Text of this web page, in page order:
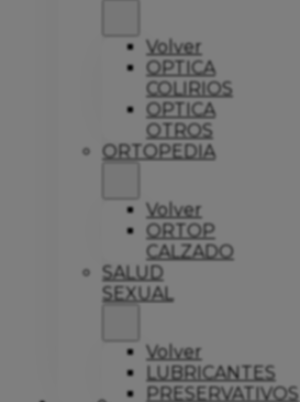
Volver
OPTICA
COLIRIOS
OPTICA
OTROS
ORTOPEDIA
Volver
ORTOP
CALZADO
SALUD
SEXUAL
Volver
LUBRICANTES
PRESERVATIVOS